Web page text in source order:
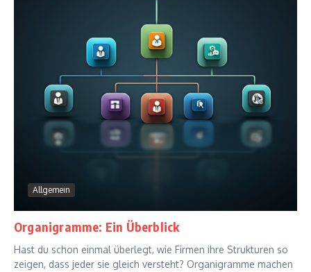
Allgemein
Organigramme: Ein Überblick
Hast du schon einmal überlegt, wie Firmen ihre Strukturen so
zeigen, dass jeder sie gleich versteht? Organigramme machen